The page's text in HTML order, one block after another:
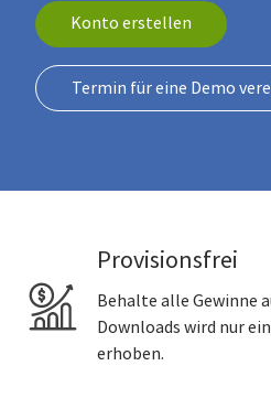
Konto erstellen
Termin für eine Demo
Provisionsfrei
Behalte alle Gewinne
Downloads wird nur
erhoben.